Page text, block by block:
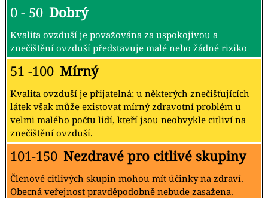
0 - 50 Dobrý
Kvalita ovzduší je považována za uspokojivou a
znečištění ovzduší představuje malé nebo žádné riziko
51 -100 Mírný
Kvalita ovzduší je přijatelná; u některých znečišťujících
látek však může existovat mírný zdravotní problém u
velmi malého počtu lidí, kteří jsou neobvykle citliví na
znečištění ovzduší.
101-150 Nezdravé pro citlivé skupiny
Členové citlivých skupin mohou mít účinky na zdraví.
Obecná veřejnost pravděpodobně nebude zasažena.